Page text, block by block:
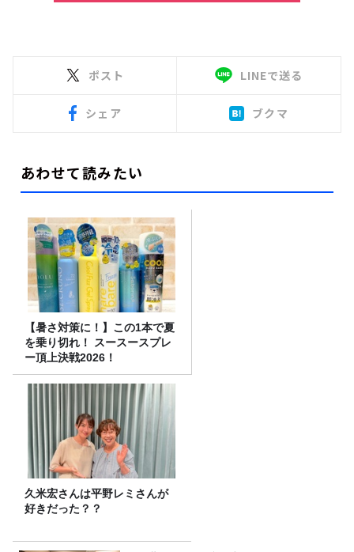
ポスト LINEで送る
シェア ブクマ
あわせて読みたい
【暑さ対策に！】この1本で夏
を乗り切れ！ スースースプレ
ー頂上決戦2026！
久米宏さんは平野レミさんが
好きだった？？